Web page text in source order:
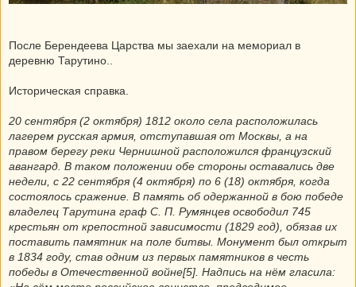
После Берендеева Царства мы заехали на мемориал в
деревню Тарутино..
Историческая справка.
20 сентября (2 октября) 1812 около села расположилась
лагерем русская армия, отступавшая от Москвы, а на
правом берегу реки Чернишной расположился французский
авангард. В таком положении обе стороны оставались две
недели, с 22 сентября (4 октября) по 6 (18) октября, когда
состоялось сражение. В память об одержанной в бою победе
владелец Тарутина граф С. П. Румянцев освободил 745
крестьян от крепостной зависимости (1829 год), обязав их
поставить памятник на поле битвы. Монумент был открыт
в 1834 году, став одним из первых памятников в честь
победы в Отечественной войне[5]. Надпись на нём гласила: